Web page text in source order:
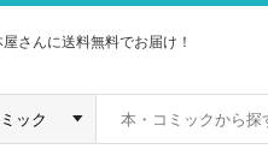
さんに送料無料でお届け！